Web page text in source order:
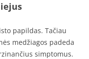
papildas. Tačiau
medžiagos padeda
simptomus.